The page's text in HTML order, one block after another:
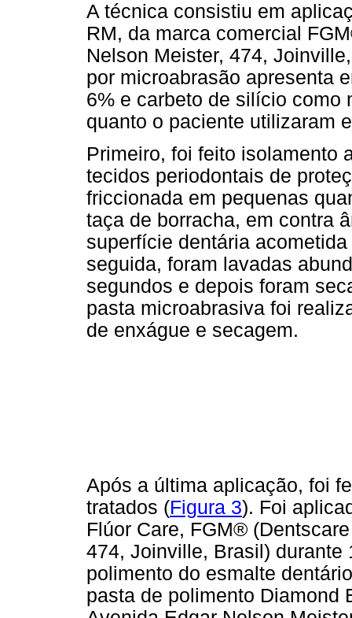
A técnica consistiu em
RM, da marca comercial
Nelson Meister, 474,
por microabrasão apresenta
6% e carbeto de silício como
quanto o paciente utilizaram
Primeiro, foi feito isolamento
tecidos periodontais de
friccionada em pequenas
taça de borracha, em contra
superfície dentária
seguida, foram lavadas
segundos e depois foram
pasta microabrasiva foi
de enxágue e secagem.
Após a última aplicação, foi
tratados (Figura 3). Foi
Flúor Care, FGM®
474, Joinville, Brasil) durante
polimento do esmalte
pasta de polimento Diamond